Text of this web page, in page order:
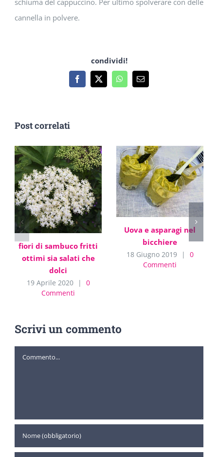
schiuma del cappuccino. Per ultimo spolverare con delle
cannella in polvere.
condividi!
Facebook
X WhatsApp
Email
Post correlati
fiori di sambuco fritti
ottimi sia salati che
dolci
19 Aprile 2020 |
0
Commenti
Uova e asparagi nel
bicchiere
18 Giugno 2019 |
0
Commenti
Scrivi un commento
Commento